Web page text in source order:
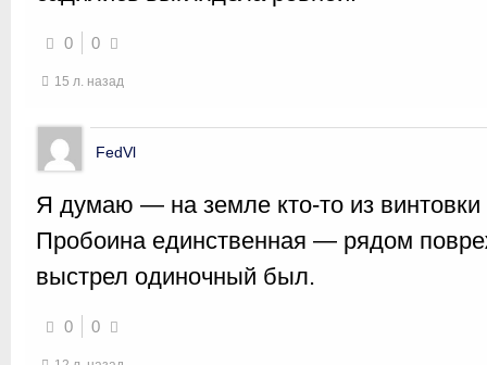
0 0
15 л. назад
FedVl
Я думаю — на земле кто-то из
Пробоина единственная — рядом
выстрел одиночный был.
0 0